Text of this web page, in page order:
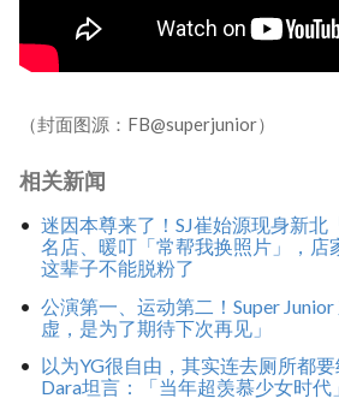
（封面图源：FB@superjunior）
相关新闻
迷因本尊来了！SJ崔始源现身新北
名店、暖叮「常帮我换照片」，店
这辈子不能脱粉了
公演第一、运动第二！Super
虚，是为了期待下次再见」
以为YG很自由，其实连去厕所都
Dara坦言：「当年超羡慕少女时代」